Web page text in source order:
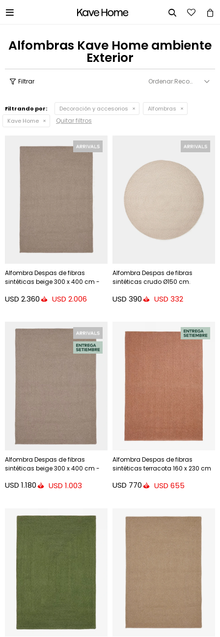
 
Alfombras Kave Home ambiente
Exterior
Recomendados
Filtrando por: Decoración y accesorios
Alfombras
Kave Home
Quitar filtros
Alfombra Despas de fibras
sintéticas beige 300 x 400 cm -
USD 2.360 USD 2.006
Alfombra Despas de fibras
sintéticas crudo Ø150 cm.
USD 390 USD 332
Alfombra Despas de fibras
sintéticas beige 300 x 400 cm -
USD 1.180 USD 1.003
Alfombra Despas de fibras
sintéticas terracota 160 x 230 cm
USD 770 USD 655